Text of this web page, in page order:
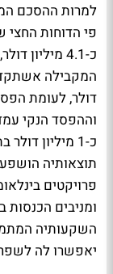
למרות ההסכם
פי הדוחות
כ-1 מיליון
תוצאותיה
פרויקטים
ומניבים הכנסות
השקעותיה
יאפשרו לה